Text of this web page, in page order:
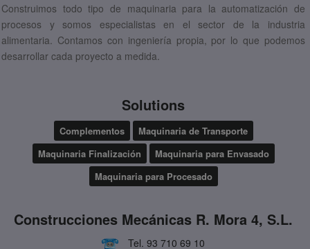
Construimos todo tipo de maquinaria para la automatización de
procesos y somos especialistas en el sector de la industria
alimentaria. Contamos con ingeniería propia, por lo que podemos
desarrollar cada proyecto a medida.
Solutions
Complementos
Maquinaria de Transporte
Maquinaria Finalización
Maquinaria para Envasado
Maquinaria para Procesado
Construcciones Mecánicas R. Mora 4, S.L.
Tel.93 710 69 10